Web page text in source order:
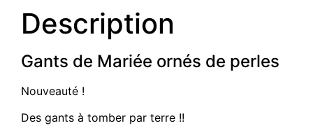
Description
Gants de Mariée ornés de perles
Nouveauté !
Des gants à tomber par terre !!